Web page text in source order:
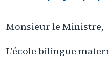
Monsieur le Ministre,
L'école bilingue